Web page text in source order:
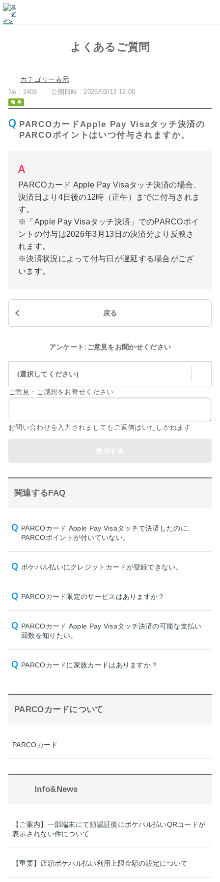
よくあるご質問
カテゴリー表示
No : 2406 公開日時 : 2026/03/13 12:00
PARCOカードApple Pay Visaタッチ決済の
PARCOポイントはいつ付与されますか。
PARCOカード Apple Pay Visaタッチ決済の場合、
決済日より4日後の12時（正午）までに付与されま
す。
※「Apple Pay Visaタッチ決済」でのPARCOポイ
ントの付与は2026年3月13日の決済分より反映さ
れます。
※決済状況によって付与日が遅延する場合がござ
います。
戻る
アンケート:ご意見をお聞かせください
(選択してください)
ご意見・ご感想をお寄せください
お問い合わせを入力されましてもご返信はいたしかねます
関連するFAQ
PARCOカード Apple Pay Visaタッチで決済したのに、
PARCOポイントが付いていない。
ポケパル払いにクレジットカードが登録できない。
PARCOカード限定のサービスはありますか？
PARCOカード Apple Pay Visaタッチ決済の可能な支払い
回数を知りたい。
PARCOカードに家族カードはありますか？
PARCOカードについて
PARCOカード
Info&News
【ご案内】一部端末にて顔認証後にポケパル払いQRコードが
表示されない件について
【重要】店頭ポケパル払い利用上限金額の設定について